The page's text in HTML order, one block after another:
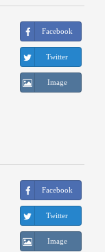
Facebook
Twitter
Image
Facebook
Twitter
Image